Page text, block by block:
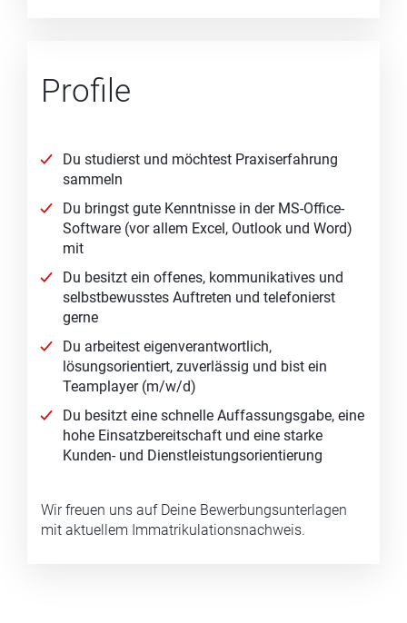
Profile
Du studierst und möchtest Praxiserfahrung
sammeln
Du bringst gute Kenntnisse in der MS-Office-
Software (vor allem Excel, Outlook und Word)
mit
Du besitzt ein offenes, kommunikatives und
selbstbewusstes Auftreten und telefonierst
gerne
Du arbeitest eigenverantwortlich,
lösungsorientiert, zuverlässig und bist ein
Teamplayer (m/w/d)
Du besitzt eine schnelle Auffassungsgabe, eine
hohe Einsatzbereitschaft und eine starke
Kunden- und Dienstleistungsorientierung
Wir freuen uns auf Deine Bewerbungsunterlagen
mit aktuellem Immatrikulationsnachweis.